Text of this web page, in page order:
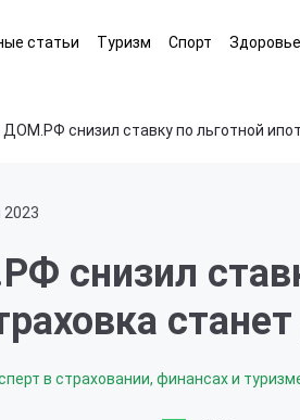
статьи Туризм Спорт Здоровье
ДОМ.РФ снизил ставку по льготной
2023
снизил
в страховании, финансах и